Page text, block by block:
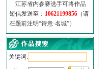
江苏省内参赛选手可将作品
短信发送至： 10621199856 （请
在题前注明“诗意·名城”）
关键词: